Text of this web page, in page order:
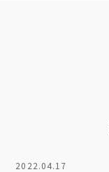
2022.04.17